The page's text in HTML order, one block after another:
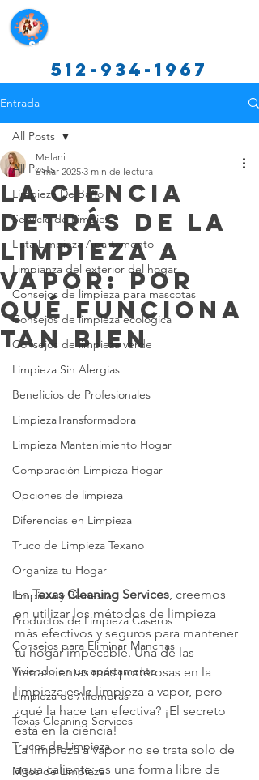
Servicios de limpieza de
512-934-1967
Entrada
All Posts
Limpieza De Baño
Servicio de Limpiez
Lista Limpieza Apartamento
Limpianza del exterior del hogar
Consejos de limpieza para mascotas
Consejos de limpieza ecológica
Consejos de limpieza verde
Limpieza Sin Alergias
Beneficios de Profesionales
LimpiezaTransformadora
Limpieza Mantenimiento Hogar
Comparación Limpieza Hogar
Opciones de limpieza
Diferencias en Limpieza
Truco de Limpieza Texano
Organiza tu Hogar
Limpieza y Bienestar
Productos de Limpieza Caseros
Consejos para Eliminar Manchas
Viviendo en un apartamento
Limpieza de Alfombras
Texas Cleaning Services
Trucos de Limpieza
Mitos de Limpieza
All Posts
La Ciencia
Detrás de la
Limpieza a
Vapor: Por
Qué Funciona
tan Bien
Melani
6 mar 2025 3 min de lectura
En Texas Cleaning Services, creemos
en utilizar los métodos de limpieza
más efectivos y seguros para mantener
tu hogar impecable. Una de las
herramientas más poderosas en la
limpieza es la limpieza a vapor, pero
¿qué la hace tan efectiva? ¡El secreto
está en la ciencia!
La limpieza a vapor no se trata solo de
agua caliente; es una forma libre de